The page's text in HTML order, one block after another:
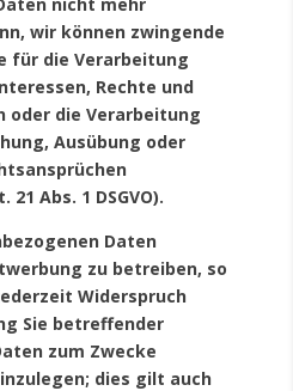
wir können zwingende
für die Verarbeitung
Rechte und
oder die Verarbeitung
Ausübung oder
Abs. 1 DSGVO).
Daten
zu betreiben, so
Widerspruch
Sie betreffender
zum Zwecke
dies gilt auch